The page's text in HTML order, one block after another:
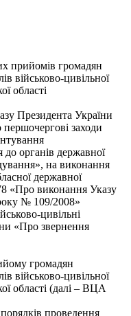
прийомів громадян
військово-цивільної
області
Президента України
заходи
до органів державної
на виконання
державної
«Про виконання Указу
№ 109/2008»
цивільні
«Про звернення
громадян
військово-цивільної
області (далі – ВЦА
проведення